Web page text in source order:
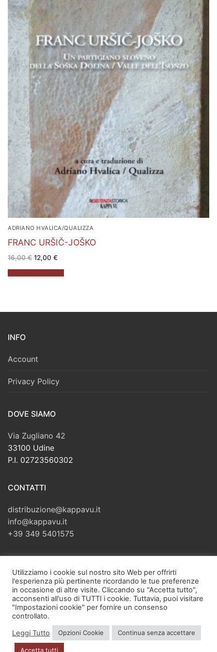
ADRIANO HVALICA/QUALIZZA
FRANC URŠIČ-JOŠKO
16,00€ Il
prezzo
originale
era:
12,00 €Il
attuale
è:
INFO
Account
Privacy Policy
DOVE SIAMO
Via Zugliano 42
33100 Udine
P.I. 02723560302
CONTATTI
distribuzione@kappavu.it
info@kappavu.it
+39 349 5401575
Cerca:
Copyright © 2026 Kappa Vu di Velliscig Giuliano – Via Zugliano,
42 – 33100 Udine (UD) – P.I. 02723560302 – PEC:
Utilizziamo i cookie sul nostro sito Web per offrirti
l'esperienza più pertinente ricordando le tue preferenze
in occasione di altre visite. Cliccando su "Accetta tutto",
acconsenti all'uso di TUTTI i cookie. Tuttavia, puoi visitare
"Impostazioni cookie" per fornire un consenso
controllato.
Leggi Tutto
Opzioni Cookie Continua senza accettare
Accetta tutti